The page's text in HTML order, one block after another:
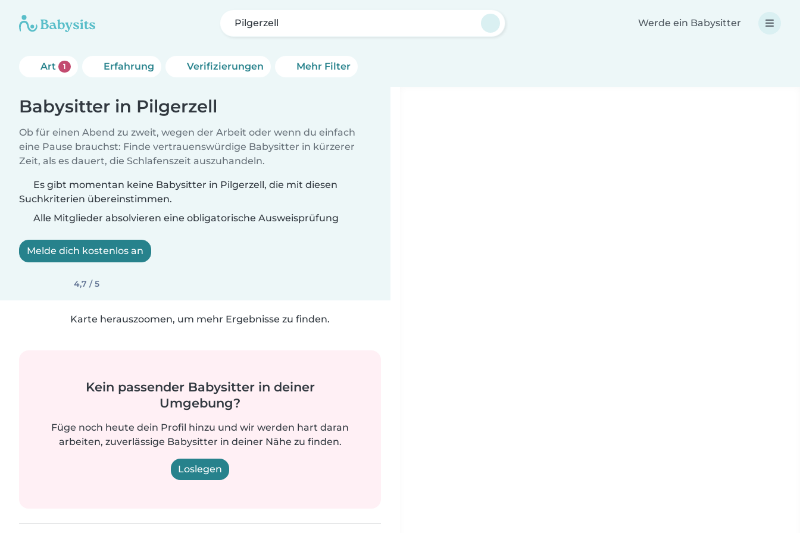
Pilgerzell Werde ein Babysitter
Art 1 Erfahrung Verifizierungen Mehr Filter
Babysitter in Pilgerzell
Ob für einen Abend zu zweit, wegen der Arbeit oder wenn du einfach
eine Pause brauchst: Finde vertrauenswürdige Babysitter in kürzerer
Zeit, als es dauert, die Schlafenszeit auszuhandeln.
Es gibt momentan keine Babysitter in Pilgerzell, die mit diesen
Suchkriterien übereinstimmen.
Alle Mitglieder absolvieren eine obligatorische Ausweisprüfung
Melde dich kostenlos an
4,7 / 5
Karte herauszoomen, um mehr Ergebnisse zu finden.
Kein passender Babysitter in deiner
Umgebung?
Füge noch heute dein Profil hinzu und wir werden hart daran
arbeiten, zuverlässige Babysitter in deiner Nähe zu finden.
Loslegen